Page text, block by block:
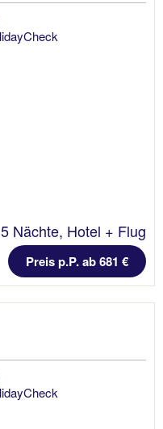
5 Nächte, Hotel + Flug
Preis p.P. ab 681 €